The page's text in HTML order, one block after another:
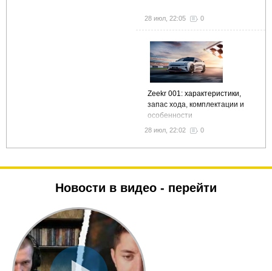
28 июл, 22:05 0
Zeekr 001: характеристики,
запас хода, комплектации и
особенности
28 июл, 22:02 0
Новости в видео - перейти